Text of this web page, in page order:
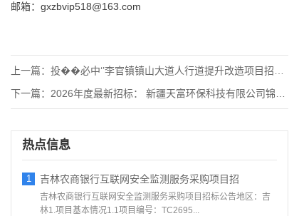
邮箱：gxzbvip518@163.com
上一篇： 投��必中‘’李官镇镇山大道人行道提升改造项目招标公告
下一篇： 2026年度最新招标： 新疆天富环保科技有限公司锦龙神雾环保
热点信息
1 吉林农商银行互联网安全监测服务采购项目招
吉林农商银行互联网安全监测服务采购项目招标公告地区：吉
林1.项目基本情况1.1项目编号：TC2695...